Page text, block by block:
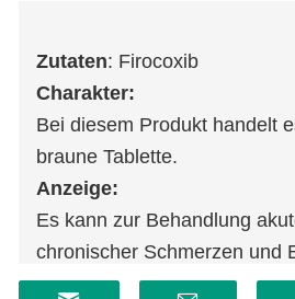
Zutaten: Firocoxib
Charakter:
Bei diesem Produkt handelt
braune Tablette.
Anzeige:
Es kann zur Behandlung
chronischer Schmerzen und
eingesetzt werden, die durch